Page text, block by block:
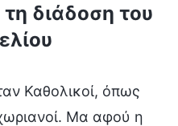
διάδοση του
Καθολικοί, όπως
Μα αφού η